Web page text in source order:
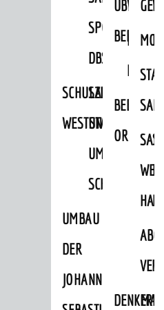
SPORTHALLE
DBS
SCHULZENTRUM
WESTSTADT
SANIERUNG-
UND
CHLOSS
UMBAU
DER
JOHANN-
ÜBER
ORTSTEILE